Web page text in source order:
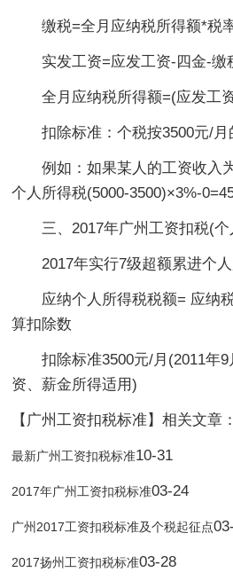
缴税=全月应纳税所得额*税
实发工资=应发工资-四金-缴
全月应纳税所得额=(应发工
扣除标准：个税按3500元/月
例如：如果某人的工资收入
个人所得税(5000-3500)×3%-
三、2017年广州工资扣税(个
2017年实行7级超额累进个人
应纳个人所得税税额= 应纳税
算扣除数
扣除标准3500元/月(2011年9
资、薪金所得适用)
【广州工资扣税标准】相关文章：
最新广州工资扣税标准10-31
2017年广州工资扣税标准03-24
广州2017工资扣税标准及个税起征点
2017扬州工资扣税标准03-28